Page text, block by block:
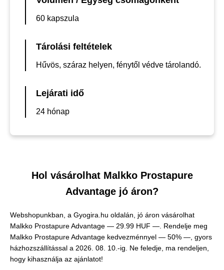
60 kapszula
Tárolási feltételek
Hűvös, száraz helyen, fénytől védve tárolandó.
Lejárati idő
24 hónap
Hol vásárolhat Malkko Prostapure
Advantage jó áron?
Webshopunkban, a Gyogira.hu oldalán, jó áron vásárolhat
Malkko Prostapure Advantage — 29.99 HUF — . Rendelje meg
Malkko Prostapure Advantage kedvezménnyel — 50% —, gyors
házhozszállítással a 2026. 08. 10.-ig. Ne feledje, ma rendeljen,
hogy kihasználja az ajánlatot!